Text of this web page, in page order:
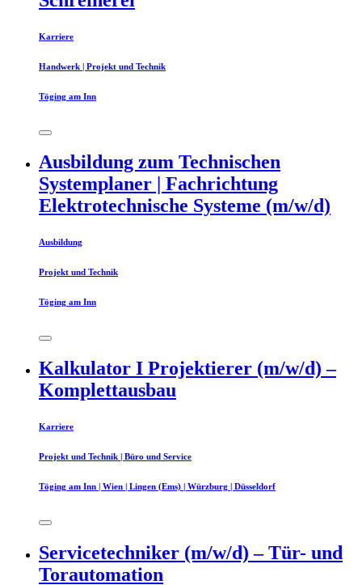
Karriere
Handwerk | Projekt und Technik
Töging am Inn
Ausbildung zum Technischen
Systemplaner | Fachrichtung
Elektrotechnische Systeme (m/w/d)
Ausbildung
Projekt und Technik
Töging am Inn
Kalkulator I Projektierer (m/w/d) –
Komplettausbau
Karriere
Projekt und Technik | Büro und Service
Töging am Inn | Wien | Lingen (Ems) | Würzburg | Düsseldorf
Servicetechniker (m/w/d) – Tür- und
Torautomation